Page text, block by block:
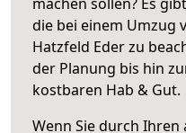
die bei einem Umzug
Hatzfeld Eder zu
der Planung bis hin
kostbaren Hab & Gut.
Wenn Sie durch